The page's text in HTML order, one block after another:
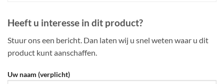
Heeft u interesse in dit product?
Stuur ons een bericht. Dan laten wij u snel weten waar u dit
product kunt aanschaffen.
Uw naam (verplicht)